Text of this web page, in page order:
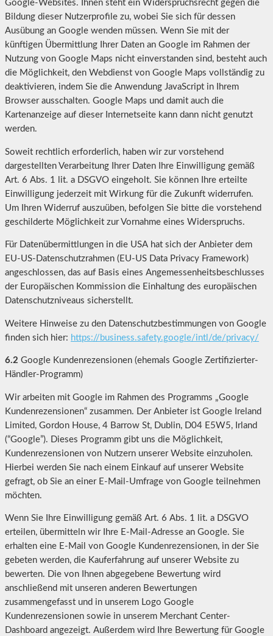
Google-Websites. Ihnen steht ein Widerspruchsrecht gegen die
Bildung dieser Nutzerprofile zu, wobei Sie sich für dessen
Ausübung an Google wenden müssen. Wenn Sie mit der
künftigen Übermittlung Ihrer Daten an Google im Rahmen der
Nutzung von Google Maps nicht einverstanden sind, besteht auch
die Möglichkeit, den Webdienst von Google Maps vollständig zu
deaktivieren, indem Sie die Anwendung JavaScript in Ihrem
Browser ausschalten. Google Maps und damit auch die
Kartenanzeige auf dieser Internetseite kann dann nicht genutzt
werden.
Soweit rechtlich erforderlich, haben wir zur vorstehend
dargestellten Verarbeitung Ihrer Daten Ihre Einwilligung gemäß
Art. 6 Abs. 1 lit. a DSGVO eingeholt. Sie können Ihre erteilte
Einwilligung jederzeit mit Wirkung für die Zukunft widerrufen.
Um Ihren Widerruf auszuüben, befolgen Sie bitte die vorstehend
geschilderte Möglichkeit zur Vornahme eines Widerspruchs.
Für Datenübermittlungen in die USA hat sich der Anbieter dem
EU-US-Datenschutzrahmen (EU-US Data Privacy Framework)
angeschlossen, das auf Basis eines Angemessenheitsbeschlusses
der Europäischen Kommission die Einhaltung des europäischen
Datenschutzniveaus sicherstellt.
Weitere Hinweise zu den Datenschutzbestimmungen von Google
finden sich hier: https://business.safety.google/intl /de/privacy/
6.2 Google Kundenrezensionen (ehemals Google Zertifizierter-
Händler-Programm)
Wir arbeiten mit Google im Rahmen des Programms „Google
Kundenrezensionen“ zusammen. Der Anbieter ist Google Ireland
Limited, Gordon House, 4 Barrow St, Dublin, D04 E5W5, Irland
(“Google”). Dieses Programm gibt uns die Möglichkeit,
Kundenrezensionen von Nutzern unserer Website einzuholen.
Hierbei werden Sie nach einem Einkauf auf unserer Website
gefragt, ob Sie an einer E-Mail-Umfrage von Google teilnehmen
möchten.
Wenn Sie Ihre Einwilligung gemäß Art. 6 Abs. 1 lit. a DSGVO
erteilen, übermitteln wir Ihre E-Mail-Adresse an Google. Sie
erhalten eine E-Mail von Google Kundenrezensionen, in der Sie
gebeten werden, die Kauferfahrung auf unserer Website zu
bewerten. Die von Ihnen abgegebene Bewertung wird
anschließend mit unseren anderen Bewertungen
zusammengefasst und in unserem Logo Google
Kundenrezensionen sowie in unserem Merchant Center-
Dashboard angezeigt. Außerdem wird Ihre Bewertung für Google